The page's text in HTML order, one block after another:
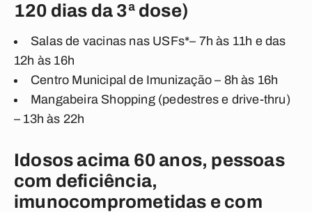
120 dias da 3ª dose)
Salas de vacinas nas USFs*– 7h às 11h e das
12h às 16h
Centro Municipal de Imunização – 8h às 16h
Mangabeira Shopping (pedestres e drive-thru)
– 13h às 22h
Idosos acima 60 anos, pessoas
com deficiência,
imunocomprometidas e com